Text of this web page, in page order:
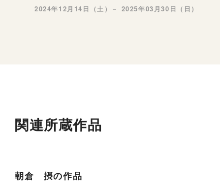
2024年12月14日（土）－ 2025年03月30日（日）
関連所蔵作品
朝倉 摂の作品